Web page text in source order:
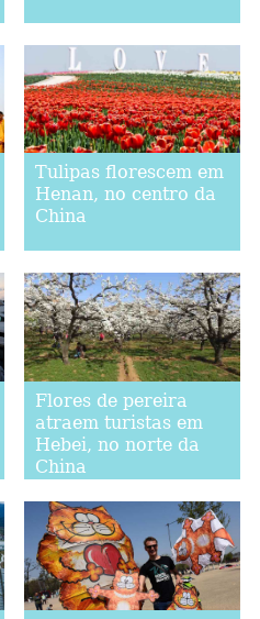
Tulipas florescem em
Henan, no centro da
China
Flores de pereira
atraem turistas em
Hebei, no norte da
China